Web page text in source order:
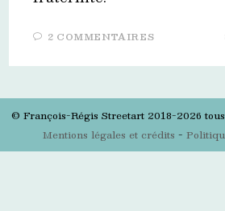
2 COMMENTAIRES
© François-Régis Streetart 2018-2026
Mentions légales et crédits -